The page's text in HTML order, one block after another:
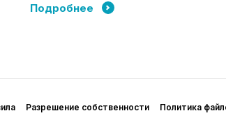
Подробнее
Разрешение собственности Политика